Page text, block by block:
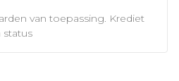
van toepassing. Krediet